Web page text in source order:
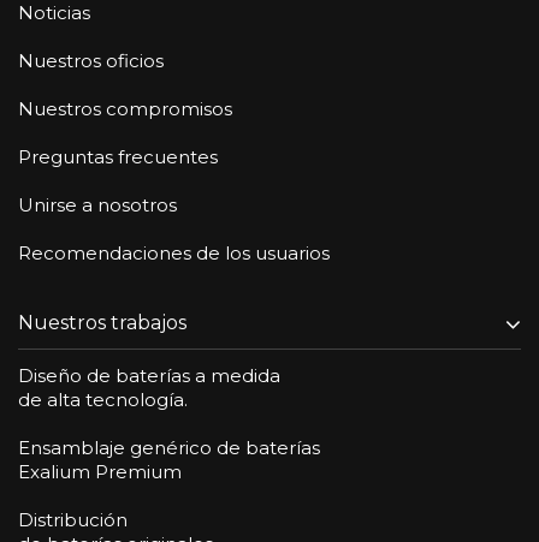
Noticias
Nuestros oficios
Nuestros compromisos
Preguntas frecuentes
Unirse a nosotros
Recomendaciones de los usuarios
Nuestros trabajos
Diseño de baterías a medida
de alta tecnología.
Ensamblaje genérico de baterías
Exalium Premium
Distribución